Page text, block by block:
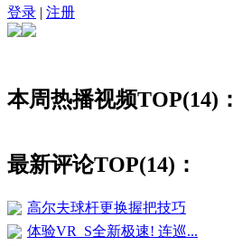
登录 | 注册
本周热播视频TOP(14)：
最新评论TOP(14)：
高尔夫球杆更换握把技巧
体验VR_S全新极速! 连巡...